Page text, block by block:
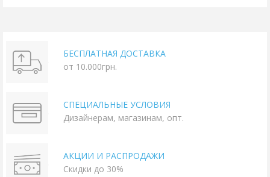
БЕСПЛАТНАЯ ДОСТАВКА
от 10.000грн.
СПЕЦИАЛЬНЫЕ УСЛОВИЯ
Дизайнерам, магазинам, опт.
АКЦИИ И РАСПРОДАЖИ
Скидки до 30%